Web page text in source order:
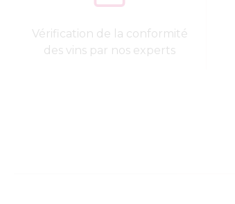
Vérification de la conformité
des vins par nos experts